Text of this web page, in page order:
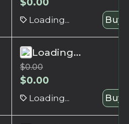
Loading... Buy
Loading...
$0.00
$0.00
Loading... Buy